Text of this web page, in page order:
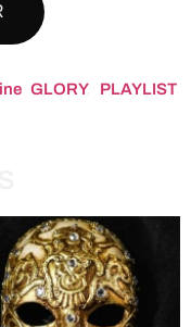
GLORY, PLAYLIST